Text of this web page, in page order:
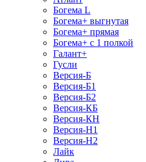
Богема L
Богема+ выгнутая
Богема+ прямая
Богема+ с 1 полкой
Галант+
Гусли
Версия-Б
Версия-Б1
Версия-Б2
Версия-КБ
Версия-КН
Версия-Н1
Версия-Н2
Лайк